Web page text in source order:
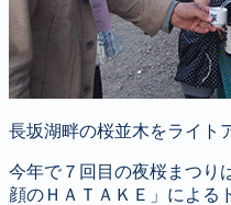
長坂湖畔の桜並木をライト
今年で７回目の夜桜まつり
顔のＨＡＴＡＫＥ」による